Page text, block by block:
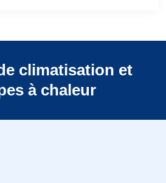
climatisation et
à chaleur